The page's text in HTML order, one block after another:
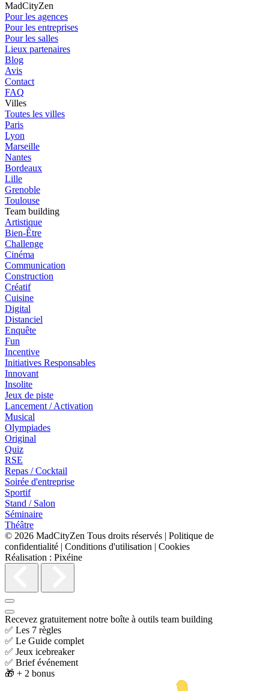
MadCityZen
Pour les agences
Pour les entreprises
Pour les salles
Lieux partenaires
Blog
Avis
Contact
FAQ
Villes
Toutes les villes
Paris
Lyon
Marseille
Nantes
Bordeaux
Lille
Grenoble
Toulouse
Team building
Artistique
Bien-Être
Challenge
Cinéma
Communication
Construction
Créatif
Cuisine
Digital
Distanciel
Enquête
Fun
Incentive
Initiatives Responsables
Innovant
Insolite
Jeux de piste
Lancement / Activation
Musical
Olympiades
Original
Quiz
RSE
Repas / Cocktail
Soirée d'entreprise
Sportif
Stand / Salon
Séminaire
Théâtre
© 2026 MadCityZen Tous droits réservés | Politique de
confidentialité | Conditions d'utilisation | Cookies
Réalisation : Pixéine
Recevez gratuitement notre boîte à outils team building
✅ Les 7 règles
✅ Le Guide complet
✅ Jeux icebreaker
✅ Brief événement
🎁 + 2 bonus